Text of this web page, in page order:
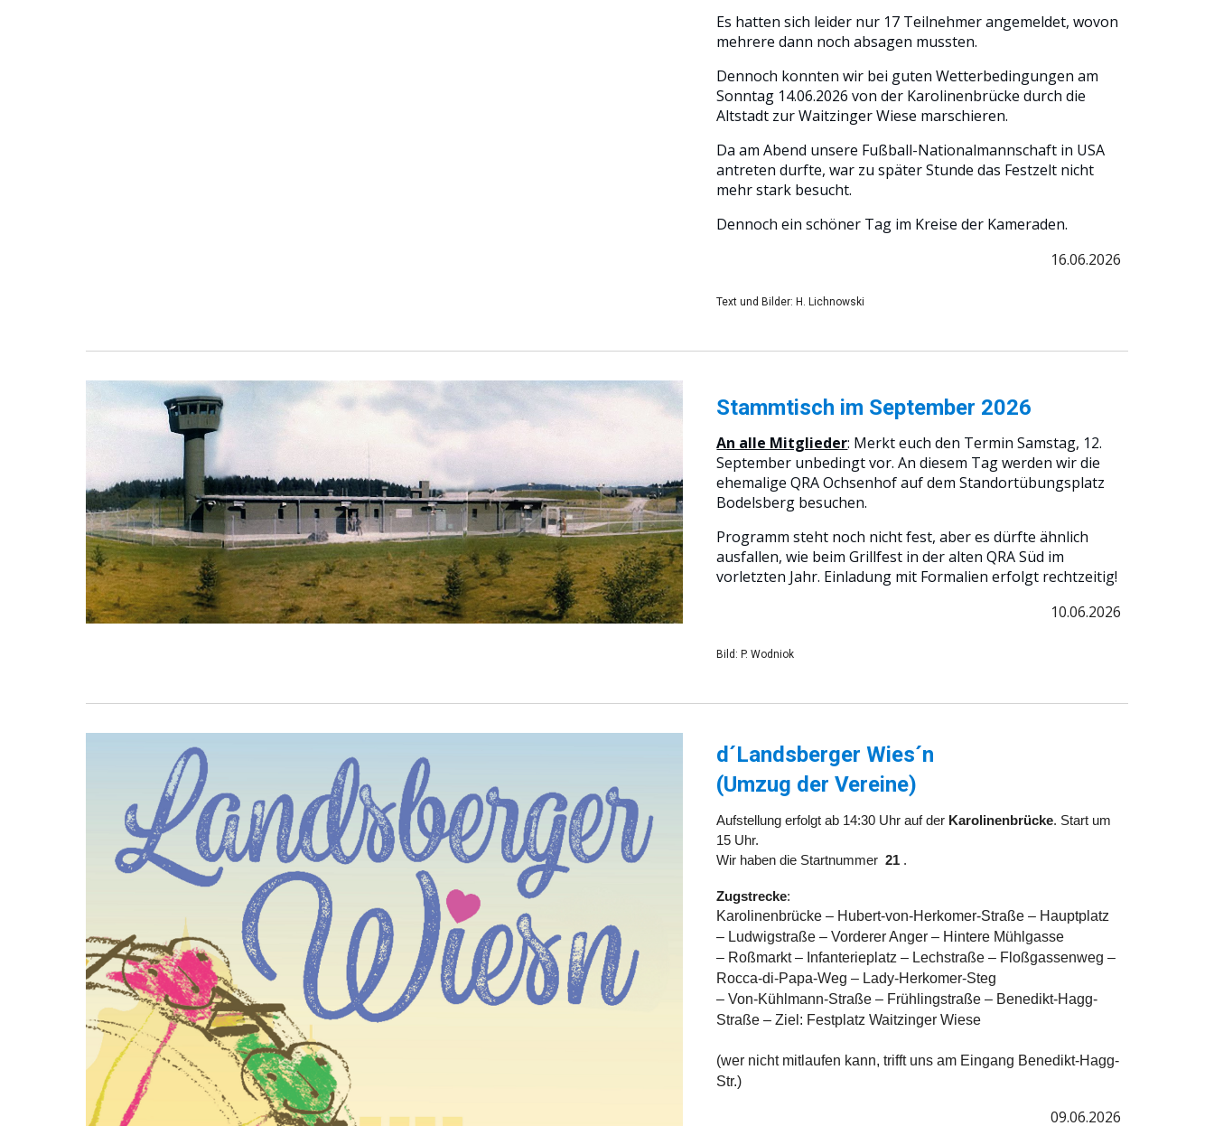
Es hatten sich leider nur 17 Teilnehmer angemeldet, wovon
mehrere dann noch absagen mussten.
Dennoch konnten wir bei guten Wetterbedingungen am
Sonntag 14.06.2026 von der Karolinenbrücke durch die
Altstadt zur Waitzinger Wiese marschieren.
Da am Abend unsere Fußball-Nationalmannschaft in USA
antreten durfte, war zu später Stunde das Festzelt nicht
mehr stark besucht.
Dennoch ein schöner Tag im Kreise der Kameraden.
16.06.2026
Text und Bilder: H. Lichnowski
Stammtisch im September 2026
An alle Mitglieder: Merkt euch den Termin Samstag, 12.
September unbedingt vor. An diesem Tag werden wir die
ehemalige QRA Ochsenhof auf dem Standortübungsplatz
Bodelsberg besuchen.
Programm steht noch nicht fest, aber es dürfte ähnlich
ausfallen, wie beim Grillfest in der alten QRA Süd im
vorletzten Jahr. Einladung mit Formalien erfolgt rechtzeitig!
10.06.2026
Bild: P. Wodniok
d´Landsberger Wies´n
(Umzug der Vereine)
Aufstellung erfolgt ab 14:30 Uhr auf der Karolinenbrücke. Start um
15 Uhr.
Wir haben die Startnummer21 .
Zugstrecke:
Karolinenbrücke – Hubert-von-Herkomer-Straße – Hauptplatz
– Ludwigstraße – Vorderer Anger – Hintere Mühlgasse
– Roßmarkt – Infanterieplatz – Lechstraße – Floßgassenweg –
Rocca-di-Papa-Weg – Lady-Herkomer-Steg
– Von-Kühlmann-Straße – Frühlingstraße – Benedikt-Hagg-
Straße – Ziel: Festplatz Waitzinger Wiese
(wer nicht mitlaufen kann, trifft uns am Eingang Benedikt-Hagg-
Str.)
09.06.2026